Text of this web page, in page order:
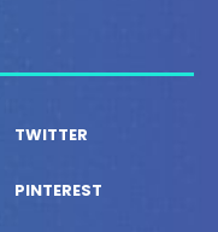
TWITTER
PINTEREST